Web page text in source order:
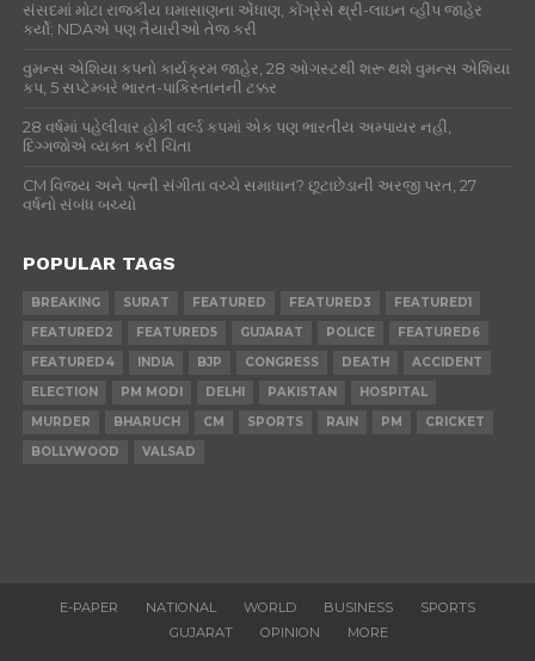
સંસદમાં મોટા રાજકીય ઘમાસાણના એંધાણ, કોંગ્રેસે થ્રી-લાઇન વ્હીપ જાહેર
કર્યો; NDAએ પણ તૈયારીઓ તેજ કરી
વુમન્સ એશિયા કપનો કાર્યક્રમ જાહેર, 28 ઓગસ્ટથી શરૂ થશે વુમન્સ એશિયા
કપ, 5 સપ્ટેમ્બરે ભારત-પાકિસ્તાનની ટક્કર
28 વર્ષમાં પહેલીવાર હોકી વર્લ્ડ કપમાં એક પણ ભારતીય અમ્પાયર નહીં,
દિગ્ગજોએ વ્યક્ત કરી ચિંતા
CM વિજય અને પત્ની સંગીતા વચ્ચે સમાધાન? છૂટાછેડાની અરજી પરત, 27
વર્ષનો સંબંધ બચ્યો
POPULAR TAGS
BREAKING SURAT FEATURED FEATURED3
FEATURED1
FEATURED2
FEATURED5 GUJARAT POLICE
FEATURED6
FEATURED4
INDIA BJP CONGRESS DEATH
ACCIDENT
ELECTION
PM MODI DELHI PAKISTAN
HOSPITAL
MURDER
BHARUCH CM SPORTS RAIN PM
CRICKET
BOLLYWOOD
VALSAD
E-PAPER NATIONAL WORLD BUSINESS
SPORTS
GUJARAT
OPINION MORE